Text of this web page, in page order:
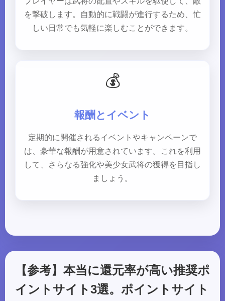
を撃破します。自動的に戦闘が進行するため、忙
しい日常でも気軽に楽しむことができます。
💰
報酬とイベント
定期的に開催されるイベントやキャンペーンで
は、豪華な報酬が用意されています。これを利用
して、さらなる強化や美少女武将の獲得を目指し
ましょう。
【参考】本当に還元率が高い推奨ポ
イントサイト3選。ポイントサイト